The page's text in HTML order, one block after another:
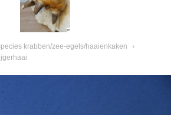
krabben/zee-egels/haaienkaken
›